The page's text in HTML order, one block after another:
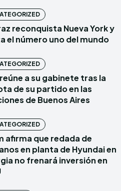
Facebook
Facebook
reconquista Nueva York y
el número uno del mundo
a su gabinete tras la
de su partido en las
de Buenos Aires
afirma que redada de
en planta de Hyundai en
no frenará inversión en